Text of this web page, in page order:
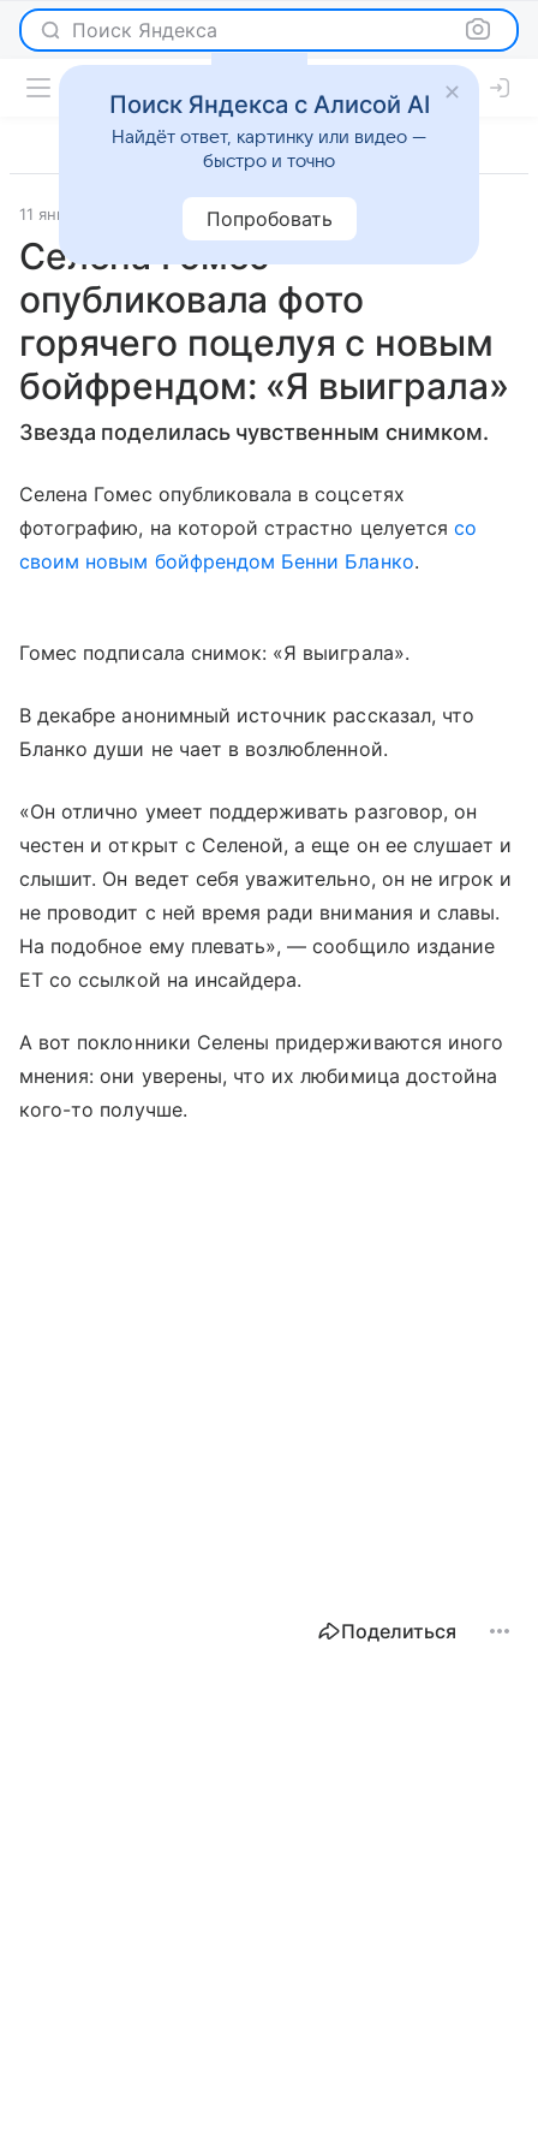
Поиск Яндекса
11 января 2024 Super.ru Светская жизнь
Селена Гомес
опубликовала фото
горячего поцелуя с новым
бойфрендом: «Я выиграла»
Звезда поделилась чувственным снимком.
Селена Гомес опубликовала в соцсетях
фотографию, на которой страстно целуется со
своим новым бойфрендом Бенни Бланко.
Гомес подписала снимок: «Я выиграла».
В декабре анонимный источник рассказал, что
Бланко души не чает в возлюбленной.
«Он отлично умеет поддерживать разговор, он
честен и открыт с Селеной, а еще он ее слушает и
слышит. Он ведет себя уважительно, он не игрок и
не проводит с ней время ради внимания и славы.
На подобное ему плевать», — сообщило издание
ET со ссылкой на инсайдера.
А вот поклонники Селены придерживаются иного
мнения: они уверены, что их любимица достойна
кого-то получше.
Поделиться
Поиск Яндекса с Алисой AI
Найдёт ответ, картинку или видео —
быстро и точно
Попробовать